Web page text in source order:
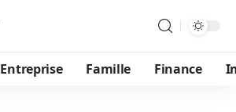
Entreprise Famille Finance